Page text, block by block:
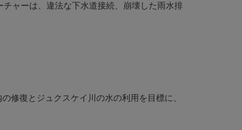
ャーは、違法な下水道接続、崩壊した雨水排
修復とジュクスケイ川の水の利用を目標に、